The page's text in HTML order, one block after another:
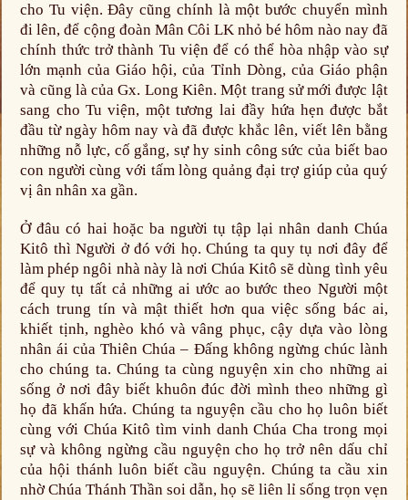
cho Tu viện. Đây cũng chính là một bước chuyển mình
đi lên, để cộng đoàn Mân Côi LK nhỏ bé hôm nào nay đã
chính thức trở thành Tu viện để có thể hòa nhập vào sự
lớn mạnh của Giáo hội, của Tỉnh Dòng, của Giáo phận
và cũng là của Gx. Long Kiên. Một trang sử mới được lật
sang cho Tu viện, một tương lai đầy hứa hẹn được bắt
đầu từ ngày hôm nay và đã được khắc lên, viết lên bằng
những nỗ lực, cố gắng, sự hy sinh công sức của biết bao
con người cùng với tấm lòng quảng đại trợ giúp của quý
vị ân nhân xa gần.
Ở đâu có hai hoặc ba người tụ tập lại nhân danh Chúa
Kitô thì Người ở đó với họ. Chúng ta quy tụ nơi đây để
làm phép ngôi nhà này là nơi Chúa Kitô sẽ dùng tình yêu
để quy tụ tất cả những ai ước ao bước theo Người một
cách trung tín và mật thiết hơn qua việc sống bác ai,
khiết tịnh, nghèo khó và vâng phục, cậy dựa vào lòng
nhân ái của Thiên Chúa – Đấng không ngừng chúc lành
cho chúng ta. Chúng ta cùng nguyện xin cho những ai
sống ở nơi đây biết khuôn đúc đời mình theo những gì
họ đã khấn hứa. Chúng ta nguyện cầu cho họ luôn biết
cùng với Chúa Kitô tìm vinh danh Chúa Cha trong mọi
sự và không ngừng cầu nguyện cho họ trở nên dấu chỉ
của hội thánh luôn biết cầu nguyện. Chúng ta cầu xin
nhờ Chúa Thánh Thần soi dẫn, họ sẽ liên lỉ sống trọn vẹn